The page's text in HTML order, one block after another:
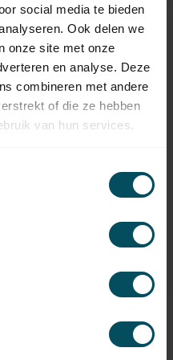
social media te bieden
Ook delen we
onze site met onze
en analyse. Deze
combineren met andere
of die ze hebben
van hun services.